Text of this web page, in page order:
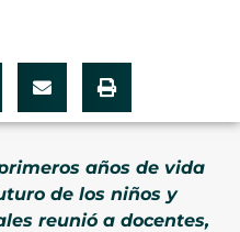
años de vida
de los niños y
reunió a docentes,